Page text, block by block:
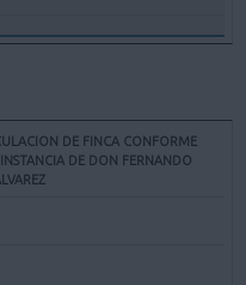
DE FINCA CONFORME
DE DON FERNANDO